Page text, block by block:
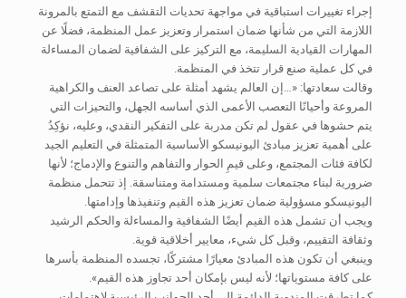
إجراء تغييرات استباقية في مواجهة تحديات التقشف مع التمتع بالمرونة
اللازمة التي من شأنها ضمان استمرار وتعزيز عمل المنظمة، فضلًا عن
المهارات القيادية السليمة، مع التركيز على الشفافية لضمان المساءلة
في كل عملية صنع قرار تتخذ في المنظمة.
وقالت سعادتها: «…إن العالم يشهد أمثلة على تصاعد العنف والكراهية
المروعة وأحيانًا التعصب الأعمى الذي أساسه الجهل، والتحيزات التي
يتم حشوها في عقول لم تكن مدربة على التفكير النقدي، وعليه، نؤكِدُ
على أهمية تعزيز مبادئ اليونيسكو الأساسية المتمثلة في التعليم الجيد
لكافة فئات المجتمع، وعلى قيمِ الحوار والتفاهم والتنوع والإدماج؛ لأنها
ضرورية لبناء مجتمعات سلمية ومستدامة ومتناسقة. إذ تتحمل منظمة
اليونيسكو مسؤولية ضمان تعزيز هذه القيم وتنفيذها وإدامتها.
ويجب أن تشمل هذه القيم أيضًا الشفافية والمساءلة والحكم الرشيد
وثقافة التقييم، وقبل كل شيء، معايير أخلاقية قوية.
وينبغي أن تكون هذه المبادئ معيارًا مشتركًا، تجسده المنظمة بأسرها
على كافة مستوياتها؛ لأنه ليس بإمكان أحد تجاوز هذه القيم».